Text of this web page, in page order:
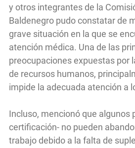
y otros integrantes de la
Baldenegro pudo constatar de
grave situación en la que se
atención médica. Una de las
preocupaciones expuestas por
de recursos humanos,
impide la adecuada atención a
Incluso, mencionó que algunos
certificación- no pueden
trabajo debido a la falta de